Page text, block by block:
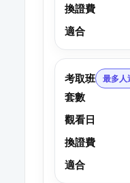
換證費
適合
考取班 最多人
套數
觀看日
換證費
適合